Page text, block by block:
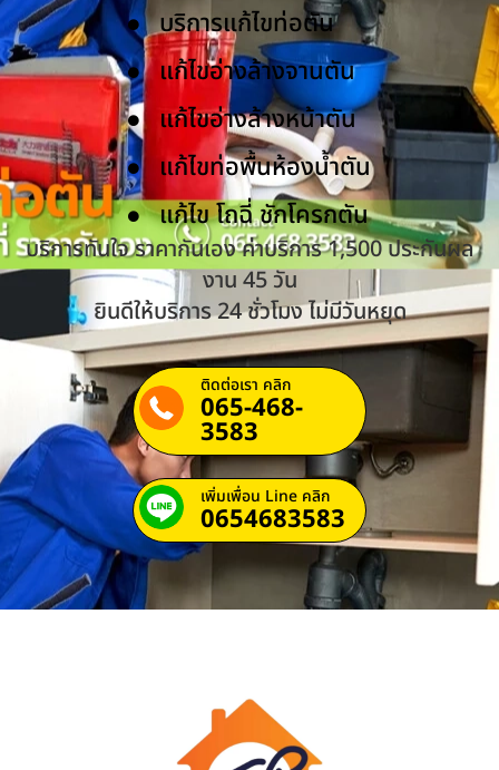
บริการแก้ไขท่อตัน
แก้ไขอ่างล้างจานตัน
แก้ไขอ่างล้างหน้าตัน
แก้ไขท่อพื้นห้องน้ำตัน
แก้ไข โถฉี่ ชักโครกตัน
บริการทันใจ ราคากันเอง ค่าบริการ 1,500 ประกันผล
งาน 45 วัน
ยินดีให้บริการ 24 ชั่วโมง ไม่มีวันหยุด
ติดต่อเรา คลิก
065-468-
3583
เพิ่มเพื่อน Line คลิก
0654683583